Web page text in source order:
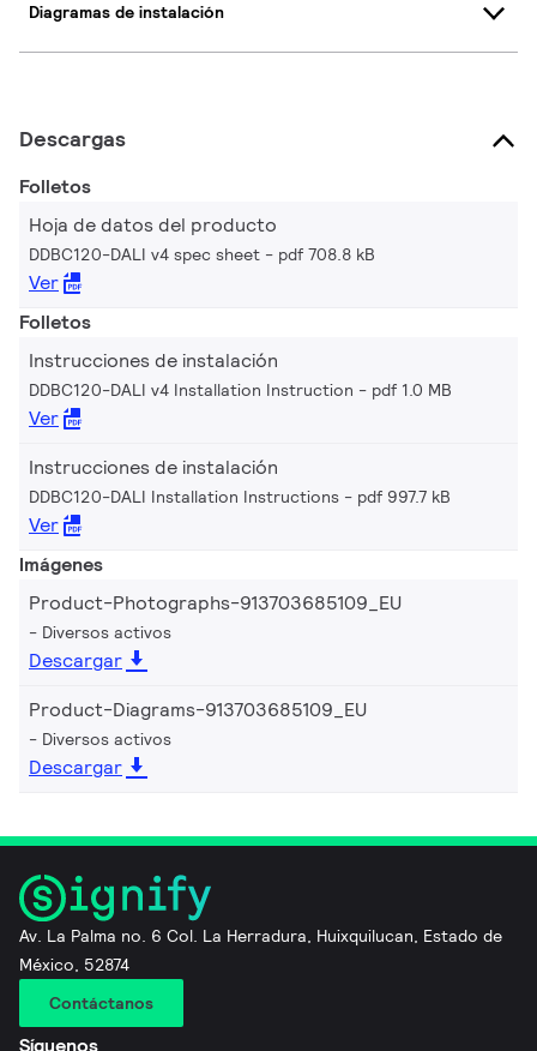
Diagramas de instalación
Descargas
Folletos
Hoja de datos del producto
DDBC120-DALI v4 spec sheet pdf 708.8 kB
Ver
Folletos
Instrucciones de instalación
DDBC120-DALI v4 Installation Instruction pdf 1.0 MB
Ver
Instrucciones de instalación
DDBC120-DALI Installation Instructions pdf 997.7 kB
Ver
Imágenes
Product-Photographs-913703685109_EU
Diversos activos
Descargar
Product-Diagrams-913703685109_EU
Diversos activos
Descargar
Av. La Palma no. 6 Col. La Herradura, Huixquilucan, Estado de
México, 52874
Contáctanos
Síguenos